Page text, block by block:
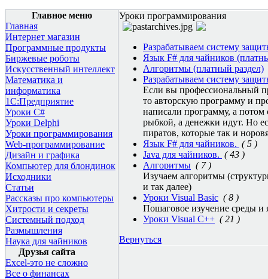
Главное меню
Главная
Интернет магазин
Программные продукты
Биржевые роботы
Искусственный интеллект
Математика и
информатика
1С:Предприятие
Уроки C#
Уроки Delphi
Уроки программирования
Web-программирование
Дизайн и графика
Компьютер для блондинок
Исходники
Статьи
Рассказы про компьютеры
Хитрости и секреты
Системный подход
Размышления
Наука для чайников
Друзья сайта
Excel-это не сложно
Все о финансах
Уроки программирования
Разрабатываем систему
Язык F# для чайников
Алгоритмы (платный раздел)
Разрабатываем систему
Если вы профессиональный
то авторскую программу и
написали программу, а потом
рыбкой, а денежки идут. Но
пиратов, которые так и
Язык F# для чайников. ( 5 )
Java для чайников. ( 43 )
Алгоритмы ( 7 )
Изучаем алгоритмы
и так далее)
Уроки Visual Basic ( 8 )
Пошаговое изучение среды и
Уроки Visual C++ ( 21 )
Вернуться